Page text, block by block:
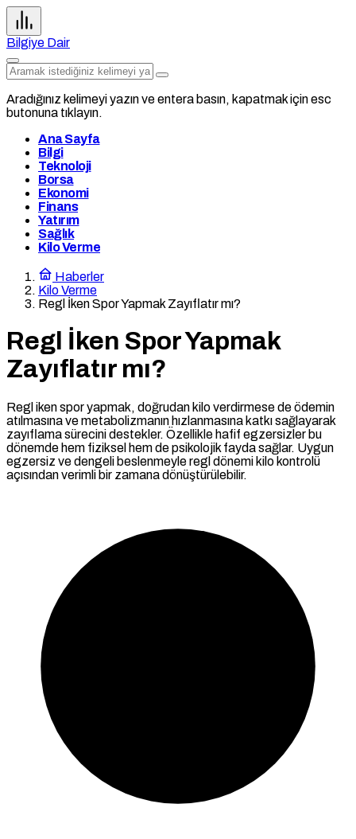
Bilgiye Dair
Aradığınız kelimeyi yazın ve entera basın, kapatmak için esc
butonuna tıklayın.
Ana Sayfa
Bilgi
Teknoloji
Borsa
Ekonomi
Finans
Yatırım
Sağlık
Kilo Verme
Haberler
Kilo Verme
Regl İken Spor Yapmak Zayıflatır mı?
Regl İken Spor Yapmak
Zayıflatır mı?
Regl iken spor yapmak, doğrudan kilo verdirmese de ödemin
atılmasına ve metabolizmanın hızlanmasına katkı sağlayarak
zayıflama sürecini destekler. Özellikle hafif egzersizler bu
dönemde hem fiziksel hem de psikolojik fayda sağlar. Uygun
egzersiz ve dengeli beslenmeyle regl dönemi kilo kontrolü
açısından verimli bir zamana dönüştürülebilir.